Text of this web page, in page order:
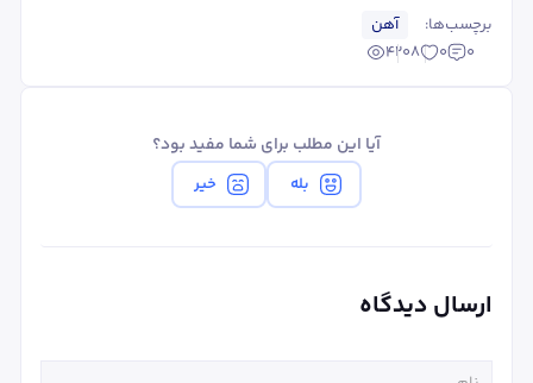
برچسب‌ها:
آهن
0
0
4208
آیا این مطلب برای شما مفید بود؟
بله خیر
ارسال دیدگاه